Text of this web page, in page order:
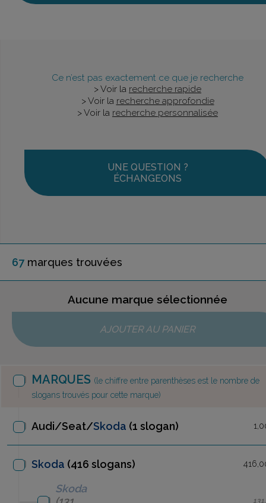
Ce n’est pas exactement ce que je recherche
> Voir la recherche rapide
> Voir la recherche approfondie
> Voir la recherche personnalisée
UNE QUESTION ?
ÉCHANGEONS
67 marques trouvées
Aucune marque sélectionnée
AJOUTER AU PANIER
MARQUES (le chiffre entre parenthèses est le nombre de
slogans trouvés pour cette marque)
Audi/Seat/Skoda (1 slogan)
Skoda (416 slogans)
Skoda